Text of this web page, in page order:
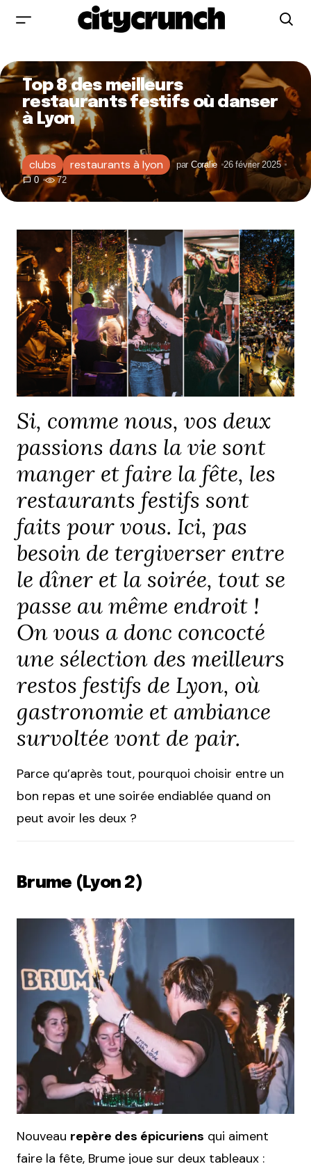
Top 8 des meilleurs
restaurants festifs où danser
à Lyon
clubs restaurants à lyon par Coralie
26 février 2025
0
72
Si, comme nous, vos deux
passions dans la vie sont
manger et faire la fête, les
restaurants festifs sont
faits pour vous. Ici, pas
besoin de tergiverser entre
le dîner et la soirée, tout se
passe au même endroit !
On vous a donc concocté
une sélection des meilleurs
restos festifs de Lyon, où
gastronomie et ambiance
survoltée vont de pair.
Parce qu’après tout, pourquoi choisir entre un
bon repas et une soirée endiablée quand on
peut avoir les deux ?
Brume (Lyon 2)
Nouveau repère des épicuriens qui aiment
faire la fête, Brume joue sur deux tableaux :